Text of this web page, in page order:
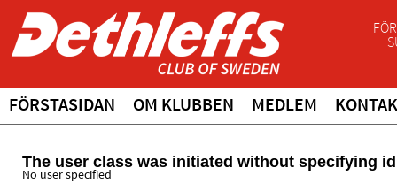
FÖRSTASIDAN OM KLUBBEN MEDLEM
The user class was initiated without specifying
No user specified